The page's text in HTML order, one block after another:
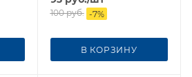
100руб. -7%
В КОРЗИНУ